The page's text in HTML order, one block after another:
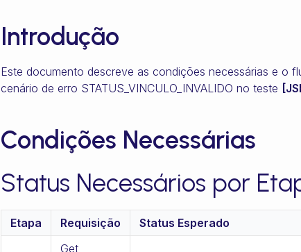
Introdução
Este documento descreve as condições necessárias e o
cenário de erro STATUS_VINCULO_INVALIDO no teste
Condições Necessárias
Status Necessários por
Etapa Requisição Status Esperado
Get